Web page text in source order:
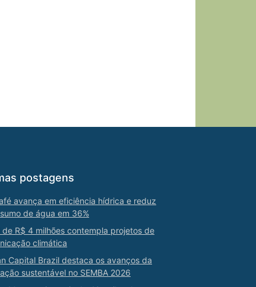
postagens
avança em eficiência hídrica e reduz
de água em 36%
de R$ 4 milhões contempla projetos de
climática
Capital Brazil destaca os avanços da
sustentável no SEMBA 2026